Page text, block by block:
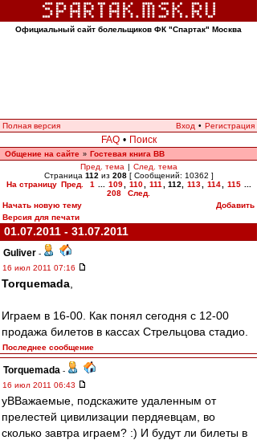
Официальный сайт болельщиков ФК "Спартак" Москва
Полная версия Вход • Регистрация
FAQ • Поиск
Общение на сайте » Гостевая книга ВВ
Пред. тема | След. тема
Страница 112 из 208[ Сообщений: 10362 ]
На страницу Пред. 1 109 110 111 112 113 114 115
208
След.
Начать новую тему
Добавить
Версия для печати
01.07.2011 - 31.07.2011
Guliver -
16 июл 2011 07:16
Torquemada
Играем в 16-00. Как понял сегодня с 12-00
продажа билетов в кассах Стрельцова стадио.
Последнее сообщение
Torquemada -
16 июл 2011 06:43
уВВажаемые, подскажите удаленным от
прелестей цивилизации пердяевцам, во
сколько завтра играем? :) И будут ли билеты в